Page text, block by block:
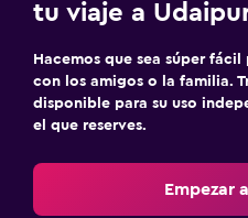
Caja fuerte
Ideal para familias
Cuidado de niños o guardería
tu viaje a
Hacemos que sea súper
con los amigos o la familia.
disponible para su uso
el que reserves.
Empezar